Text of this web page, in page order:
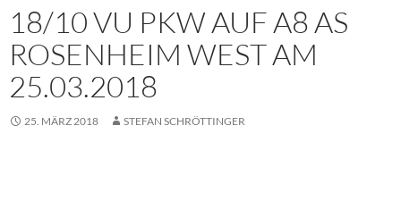
18/10 VU PKW AUF A8 AS
ROSENHEIM WEST AM
25.03.2018
25. MÄRZ 2018 STEFAN SCHRÖTTINGER